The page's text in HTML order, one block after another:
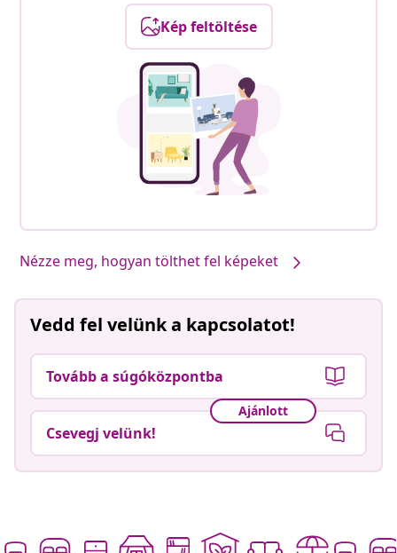
Kép feltöltése
Nézze meg, hogyan tölthet fel képeket
Vedd fel velünk a kapcsolatot!
Tovább a súgóközpontba
Ajánlott
Csevegj velünk!